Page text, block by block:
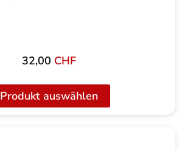
32,00 CHF
Produkt auswählen